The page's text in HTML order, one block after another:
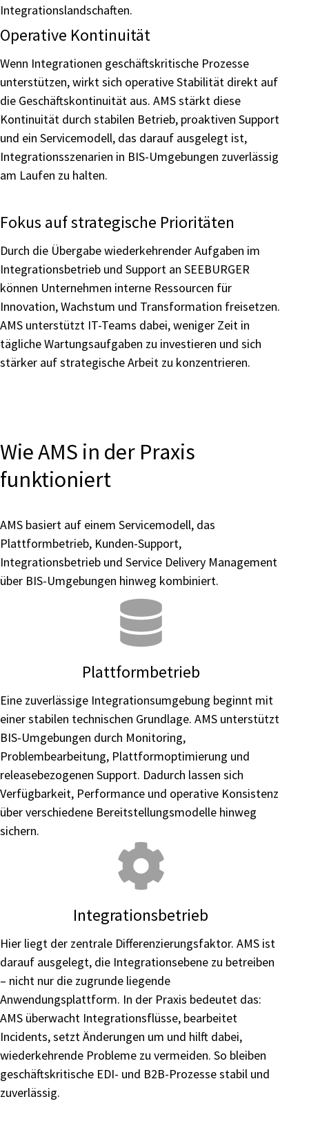
Integrationslandschaften.
Operative Kontinuität
Wenn Integrationen geschäftskritische Prozesse
unterstützen, wirkt sich operative Stabilität direkt auf
die Geschäftskontinuität aus. AMS stärkt diese
Kontinuität durch stabilen Betrieb, proaktiven Support
und ein Servicemodell, das darauf ausgelegt ist,
Integrationsszenarien in BIS-Umgebungen zuverlässig
am Laufen zu halten.
Fokus auf strategische Prioritäten
Durch die Übergabe wiederkehrender Aufgaben im
Integrationsbetrieb und Support an SEEBURGER
können Unternehmen interne Ressourcen für
Innovation, Wachstum und Transformation freisetzen.
AMS unterstützt IT-Teams dabei, weniger Zeit in
tägliche Wartungsaufgaben zu investieren und sich
stärker auf strategische Arbeit zu konzentrieren.
Wie AMS in der Praxis
funktioniert
AMS basiert auf einem Servicemodell, das
Plattformbetrieb, Kunden-Support,
Integrationsbetrieb und Service Delivery Management
über BIS-Umgebungen hinweg kombiniert.
Plattformbetrieb
Eine zuverlässige Integrationsumgebung beginnt mit
einer stabilen technischen Grundlage. AMS unterstützt
BIS-Umgebungen durch Monitoring,
Problembearbeitung, Plattformoptimierung und
releasebezogenen Support. Dadurch lassen sich
Verfügbarkeit, Performance und operative Konsistenz
über verschiedene Bereitstellungsmodelle hinweg
sichern.
Integrationsbetrieb
Hier liegt der zentrale Differenzierungsfaktor. AMS ist
darauf ausgelegt, die Integrationsebene zu betreiben
– nicht nur die zugrunde liegende
Anwendungsplattform. In der Praxis bedeutet das:
AMS überwacht Integrationsflüsse, bearbeitet
Incidents, setzt Änderungen um und hilft dabei,
wiederkehrende Probleme zu vermeiden. So bleiben
geschäftskritische EDI- und B2B-Prozesse stabil und
zuverlässig.